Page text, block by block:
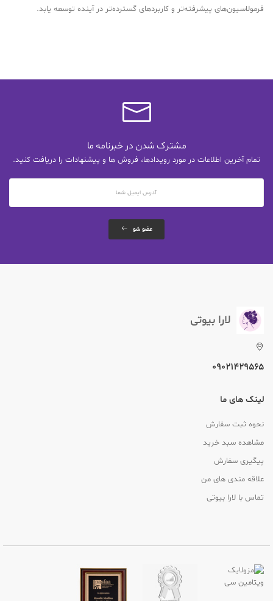
فرمولاسیون‌های پیشرفته‌تر و کاربردهای گسترده‌تر در آینده توسعه یابد.
مشترک شدن در خبرنامه ما
تمام آخرین اطلاعات در مورد رویدادها، فروش ها و پیشنهادات را دریافت کنید.
عضو شو
لارا بیوتی
09021429565
لینک های ما
نحوه ثبت سفارش
مشاهده سبد خرید
پیگیری سفارش
علاقه مندی های من
تماس با لارا بیوتی